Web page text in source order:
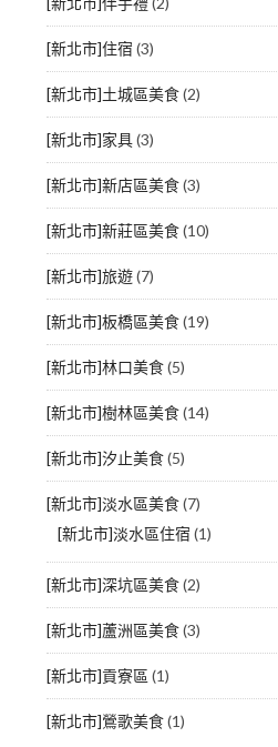
[新北市]住宿 (3)
[新北市]土城區美食(2)
[新北市]家具(3)
[新北市]新店區美食(3)
[新北市]新莊區美食(10)
[新北市]旅遊(7)
[新北市]板橋區美食(19)
[新北市]林口美食(5)
[新北市]樹林區美食(14)
[新北市]汐止美食(5)
[新北市]淡水區美食(7)
[新北市]淡水區住宿 (1)
[新北市]深坑區美食(2)
[新北市]蘆洲區美食(3)
[新北市]貢寮區 (1)
[新北市]鶯歌美食(1)